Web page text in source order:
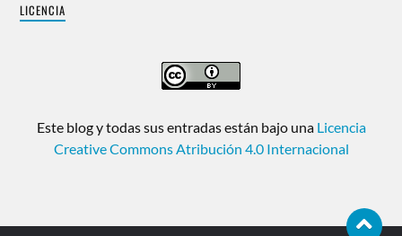
LICENCIA
Este blog y todas sus entradas están bajo una Licencia
Creative Commons Atribución 4.0 Internacional